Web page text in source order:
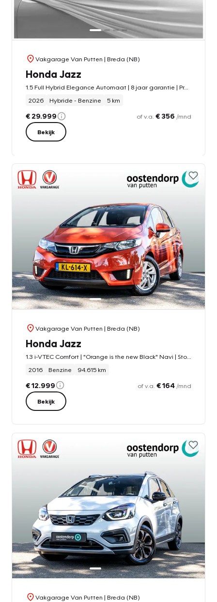
Vakgarage Van Putten | Breda (NB)
Honda Jazz
1.5 Full Hybrid Elegance Automaat | 8 jaar garantie | Premium Sunlight Silver Metallic | Stoelverwarming | Navigatie | Adaptieve cruisecontrol | PDC
2026
Hybride - Benzine 5 km
€ 29.999 of v.a. € 356 /mnd
Bekijk
Vakgarage Van Putten | Breda (NB)
Honda Jazz
2016
Benzine 94.615 km
€ 12.999 of v.a. € 164 /mnd
Bekijk
Vakgarage Van Putten | Breda (NB)